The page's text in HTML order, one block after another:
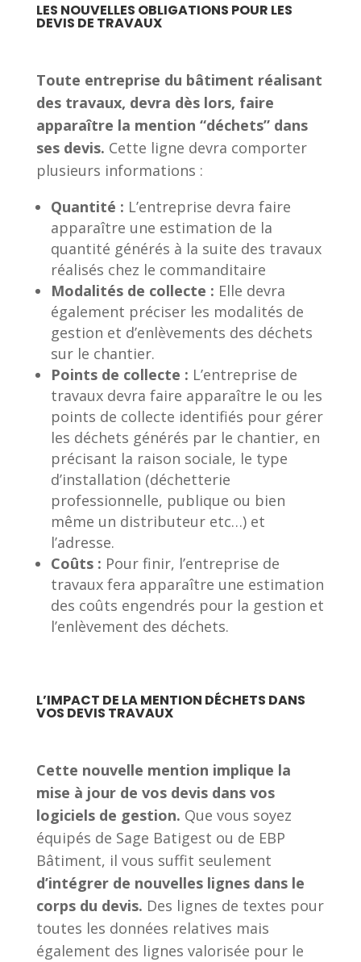
LES NOUVELLES OBLIGATIONS POUR LES
DEVIS DE TRAVAUX
Toute entreprise du bâtiment réalisant
des travaux, devra dès lors, faire
apparaître la mention “déchets” dans
ses devis. Cette ligne devra comporter
plusieurs informations :
Quantité : L’entreprise devra faire
apparaître une estimation de la
quantité générés à la suite des travaux
réalisés chez le commanditaire
Modalités de collecte : Elle devra
également préciser les modalités de
gestion et d’enlèvements des déchets
sur le chantier.
Points de collecte : L’entreprise de
travaux devra faire apparaître le ou les
points de collecte identifiés pour gérer
les déchets générés par le chantier, en
précisant la raison sociale, le type
d’installation (déchetterie
professionnelle, publique ou bien
même un distributeur etc…) et
l’adresse.
Coûts : Pour finir, l’entreprise de
travaux fera apparaître une estimation
des coûts engendrés pour la gestion et
l’enlèvement des déchets.
L’IMPACT DE LA MENTION DÉCHETS DANS
VOS DEVIS TRAVAUX
Cette nouvelle mention implique la
mise à jour de vos devis dans vos
logiciels de gestion. Que vous soyez
équipés de Sage Batigest ou de EBP
Bâtiment, il vous suffit seulement
d’intégrer de nouvelles lignes dans le
corps du devis. Des lignes de textes pour
toutes les données relatives mais
également des lignes valorisée pour le